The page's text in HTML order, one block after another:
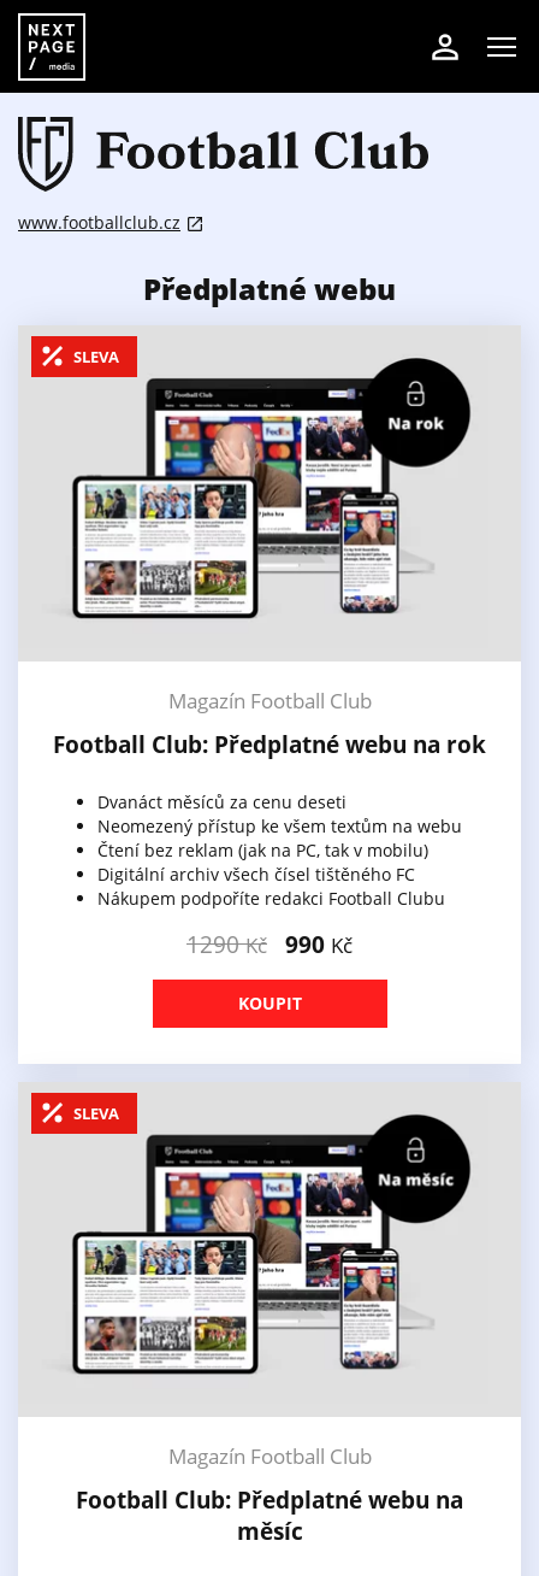
www.footballclub.cz
Předplatné webu
SLEVA
Magazín Football Club
Football Club: Předplatné webu na rok
Dvanáct měsíců za cenu deseti
Neomezený přístup ke všem textům na webu
Čtení bez reklam (jak na PC, tak v mobilu)
Digitální archiv všech čísel tištěného FC
Nákupem podpoříte redakci Football Clubu
1290Kč 990 Kč
KOUPIT
SLEVA
Magazín Football Club
Football Club: Předplatné webu na
měsíc